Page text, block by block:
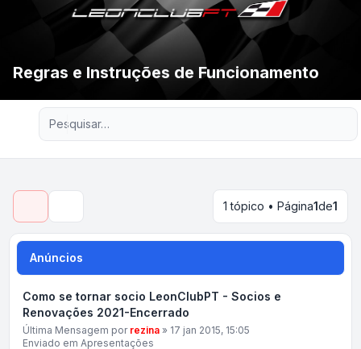
Regras e Instruções de Funcionamento
Pesquisa avançada
1 tópico • Página1de1
Anúncios
Como se tornar socio LeonClubPT - Socios e
Renovações 2021-Encerrado
Última Mensagem por rezina » 17 jan 2015, 15:05
Enviado em Apresentações